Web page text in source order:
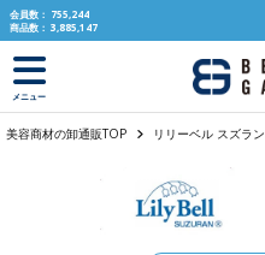
text.skipToContent
text.skipToNavigation
会員数： 755,244
商品数： 3,885,147
メニュー
美容商材の卸通販TOP リリーベル スズラン